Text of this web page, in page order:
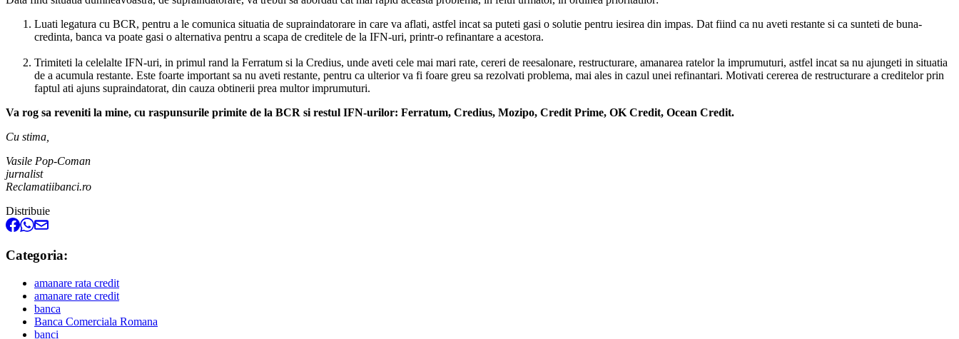
Luati legatura cu BCR, pentru a le comunica situatia de supraindatorare in care va aflati, astfel incat sa puteti gasi o solutie pentru iesirea din impas. Dat fiind ca nu aveti restante si ca sunteti de buna-
credinta, banca va poate gasi o alternativa pentru a scapa de creditele de la IFN-uri, printr-o refinantare a acestora.
Trimiteti la celelalte IFN-uri, in primul rand la Ferratum si la Credius, unde aveti cele mai mari rate, cereri de reesalonare, restructurare, amanarea ratelor la imprumuturi, astfel incat sa nu ajungeti in situatia
de a acumula restante. Este foarte important sa nu aveti restante, pentru ca ulterior va fi foare greu sa rezolvati problema, mai ales in cazul unei refinantari. Motivati cererea de restructurare a creditelor prin
faptul ati ajuns supraindatorat, din cauza obtinerii prea multor imprumuturi.
Va rog sa reveniti la mine, cu raspunsurile primite de la BCR si restul IFN-urilor: Ferratum, Credius, Mozipo, Credit Prime, OK Credit, Ocean Credit.
Cu stima,
Vasile Pop-Coman
jurnalist
Reclamatiibanci.ro
Distribuie
Categoria:
amanare rata credit
amanare rate credit
banca
Banca Comerciala Romana
banci